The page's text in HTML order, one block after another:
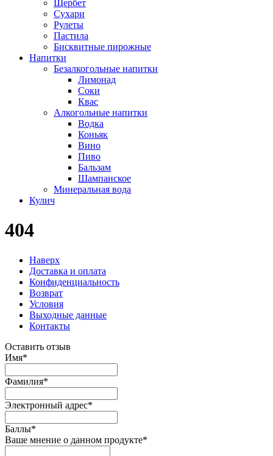
Щербет
Сухари
Рулеты
Пастила
Бисквитные пирожные
Напитки
Безалкогольные напитки
Лимонад
Соки
Квас
Алкогольные напитки
Водка
Коньяк
Вино
Пиво
Бальзам
Шампанское
Минеральная вода
Кулич
404
Наверх
Доставка и оплата
Конфиденциальность
Возврат
Условия
Выходные данные
Контакты
Оставить отзыв
Имя*
Фамилия*
Электронный адрес*
Баллы*
Ваше мнение о данном продукте*